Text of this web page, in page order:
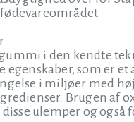
i den kendte
som er
i miljøer med
Brugen af
ulemper og